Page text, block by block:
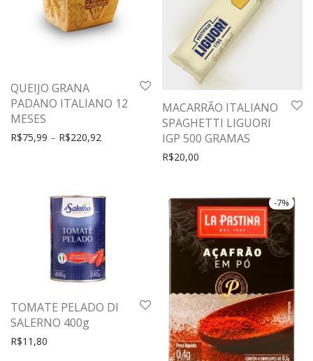
QUEIJO GRANA
PADANO ITALIANO 12
MESES
R$75,99 – R$220,92
MACARRÃO ITALIANO
SPAGHETTI LIGUORI
IGP 500 GRAMAS
R$20,00
TOMATE PELADO DI
SALERNO 400g
R$11,80
-7%